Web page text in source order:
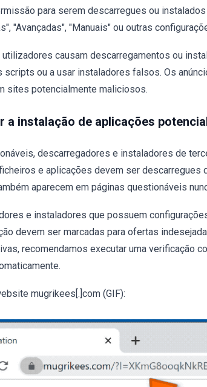
para serem descarregues ou
"Avançadas", "Manuais" ou outras
causam descarregamentos ou
scripts ou a usar instaladores falsos. Os
sites potencialmente maliciosos.
a instalação de aplicações
descarregadores e instaladores de
e aplicações devem ser
aparecem em páginas questionáveis
e instaladores que possuem
devem ser marcadas para ofertas
recomendamos executar uma verificação
mugrikees[.]com (GIF):